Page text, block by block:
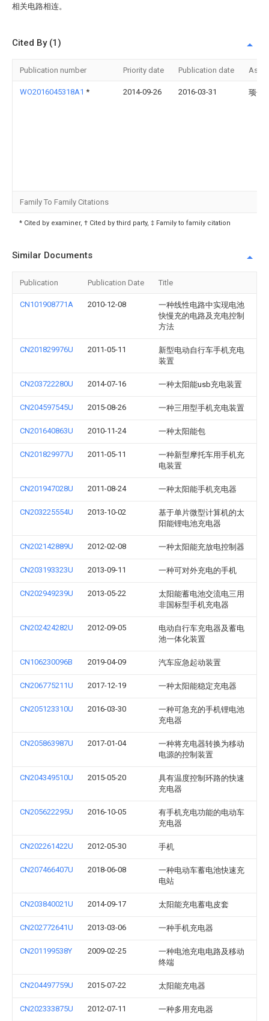
相关电路相连。
Cited By (1)
Publication number Priority date Publication date
WO2016045318A1 * 2014-09-26 2016-03-31 顼伟
Family To Family Citations
* Cited by examiner, † Cited by third party, ‡ Family to family citation
Similar Documents
Publication Publication Date Title
CN101908771A 2010-12-08
一种线性电路中实现电池
快慢充的电路及充电控制
方法
CN201829976U 2011-05-11
新型电动自行车手机充电
装置
CN203722280U 2014-07-16 一种太阳能usb充电装置
CN204597545U 2015-08-26 一种三用型手机充电装置
CN201640863U 2010-11-24 一种太阳能包
CN201829977U 2011-05-11
一种新型摩托车用手机充
电装置
CN201947028U 2011-08-24 一种太阳能手机充电器
CN203225554U 2013-10-02
基于单片微型计算机的太
阳能锂电池充电器
CN202142889U 2012-02-08 一种太阳能充放电控制器
CN203193323U 2013-09-11 一种可对外充电的手机
CN202949239U 2013-05-22
太阳能蓄电池交流电三用
非国标型手机充电器
CN202424282U 2012-09-05
电动自行车充电器及蓄电
池一体化装置
CN106230096B 2019-04-09 汽车应急起动装置
CN206775211U 2017-12-19 一种太阳能稳定充电器
CN205123310U 2016-03-30
一种可急充的手机锂电池
充电器
CN205863987U 2017-01-04
一种将充电器转换为移动
电源的控制装置
CN204349510U 2015-05-20
具有温度控制环路的快速
充电器
CN205622295U 2016-10-05
有手机充电功能的电动车
充电器
CN202261422U 2012-05-30 手机
CN207466407U 2018-06-08
一种电动车蓄电池快速充
电站
CN203840021U 2014-09-17 太阳能充电蓄电皮套
CN202772641U 2013-03-06 一种手机充电器
CN201199538Y 2009-02-25
一种电池充电电路及移动
终端
CN204497759U 2015-07-22 太阳能充电器
CN202333875U 2012-07-11 一种多用充电器